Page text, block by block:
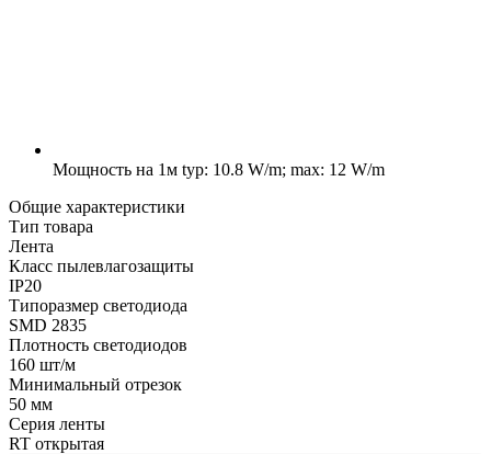
Мощность на 1м typ: 10.8 W/m; max: 12 W/m
Общие характеристики
Тип товара
Лента
Класс пылевлагозащиты
IP20
Типоразмер светодиода
SMD 2835
Плотность светодиодов
160 шт/м
Минимальный отрезок
50 мм
Серия ленты
RT открытая